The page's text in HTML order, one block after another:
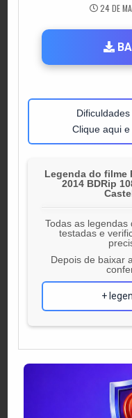
24 DE
Clique aqui
Legenda do filme
2014 BDRip
Todas as
testadas e
Depois de baixar
+